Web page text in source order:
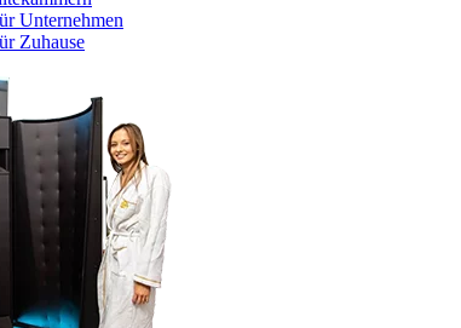
Unternehmen
Zuhause